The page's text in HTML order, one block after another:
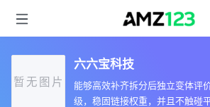
暂无图片
六六宝科技
能够高效补齐拆分后独立变体评
级，稳固链接权重，并且不触碰